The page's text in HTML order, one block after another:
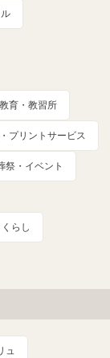
育・教習所
プリントサービス
祭・イベント
らし
ュ